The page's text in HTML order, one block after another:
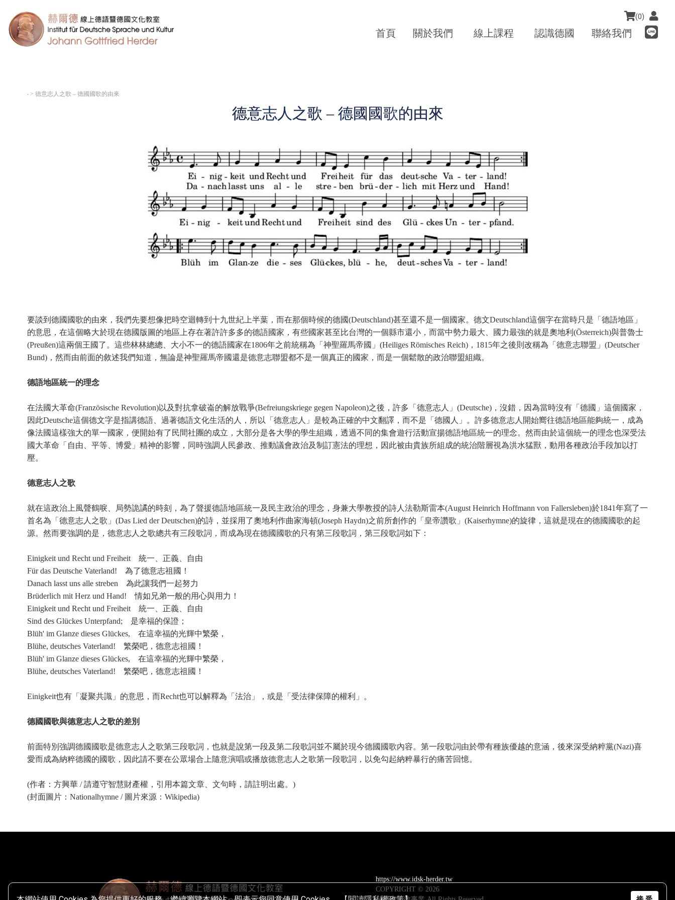
(0)
首頁 關於我們 線上課程 認識德國 聯絡我們
‧ > 德意志人之歌 – 德國國歌的由來
德意志人之歌 – 德國國歌的由來
要談到德國國歌的由來，我們先要想像把時空迴轉到十九世紀上半葉，而在那個時候的德國(Deutschland)甚至還不是一個國家。德文Deutschland這個字在當時只是「德語地區」
的意思，在這個略大於現在德國版圖的地區上存在著許許多多的德語國家，有些國家甚至比台灣的一個縣市還小，而當中勢力最大、國力最強的就是奧地利(Österreich)與普魯士
(Preußen)這兩個王國了。這些林林總總、大小不一的德語國家在1806年之前統稱為「神聖羅馬帝國」(Heiliges Römisches Reich)，1815年之後則改稱為「德意志聯盟」(Deutscher
Bund)，然而由前面的敘述我們知道，無論是神聖羅馬帝國還是德意志聯盟都不是一個真正的國家，而是一個鬆散的政治聯盟組織。
德語地區統一的理念
在法國大革命(Französische Revolution)以及對抗拿破崙的解放戰爭(Befreiungskriege gegen Napoleon)之後，許多「德意志人」(Deutsche)，沒錯，因為當時沒有「德國」這個國家，
因此Deutsche這個德文字是指講德語、過著德語文化生活的人，所以「德意志人」是較為正確的中文翻譯，而不是「德國人」。許多德意志人開始嚮往德語地區能夠統一，成為
像法國這樣強大的單一國家，便開始有了民間社團的成立，大部分是各大學的學生組織，透過不同的集會遊行活動宣揚德語地區統一的理念。然而由於這個統一的理念也深受法
國大革命「自由、平等、博愛」精神的影響，同時強調人民參政、推動議會政治及制訂憲法的理想，因此被由貴族所組成的統治階層視為洪水猛獸，動用各種政治手段加以打
壓。
德意志人之歌
就在這政治上風聲鶴唳、局勢詭譎的時刻，為了聲援德語地區統一及民主政治的理念，身兼大學教授的詩人法勒斯雷本(August Heinrich Hoffmann von Fallersleben)於1841年寫了一
首名為「德意志人之歌」(Das Lied der Deutschen)的詩，並採用了奧地利作曲家海頓(Joseph Haydn)之前所創作的「皇帝讚歌」(Kaiserhymne)的旋律，這就是現在的德國國歌的起
源。然而要強調的是，德意志人之歌總共有三段歌詞，而成為現在德國國歌的只有第三段歌詞，第三段歌詞如下：
Einigkeit und Recht und Freiheit 統一、正義、自由
Für das Deutsche Vaterland! 為了德意志祖國！
Danach lasst uns alle streben 為此讓我們一起努力
Brüderlich mit Herz und Hand! 情如兄弟一般的用心與用力！
Einigkeit und Recht und Freiheit 統一、正義、自由
Sind des Glückes Unterpfand; 是幸福的保證；
Blüh' im Glanze dieses Glückes, 在這幸福的光輝中繁榮，
Blühe, deutsches Vaterland! 繁榮吧，德意志祖國！
Blüh' im Glanze dieses Glückes, 在這幸福的光輝中繁榮，
Blühe, deutsches Vaterland! 繁榮吧，德意志祖國！
Einigkeit也有「凝聚共識」的意思，而Recht也可以解釋為「法治」，或是「受法律保障的權利」。
德國國歌與德意志人之歌的差別
前面特別強調德國國歌是德意志人之歌第三段歌詞，也就是說第一段及第二段歌詞並不屬於現今德國國歌內容。第一段歌詞由於帶有種族優越的意涵，後來深受納粹黨(Nazi)喜
愛而成為納粹德國的國歌，因此請不要在公眾場合上隨意演唱或播放德意志人之歌第一段歌詞，以免勾起納粹暴行的痛苦回憶。
(作者：方興華 / 請遵守智慧財產權，引用本篇文章、文句時，請註明出處。)
(封面圖片：Nationalhymne / 圖片來源：Wikipedia)
https://www.idsk-herder.tw
COPYRIGHT © 2026